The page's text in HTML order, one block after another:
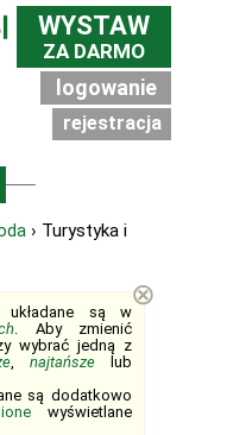
WYSTAW
ZA DARMO
logowanie
rejestracja
› Turystyka i
układane są w
. Aby zmienić
wybrać jedną z
, najtańszelub
są dodatkowo
wyświetlane
⊗